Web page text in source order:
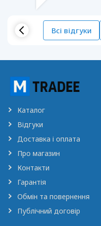
Всі відгуки
Каталог
Відгуки
Доставка і оплата
Про магазин
Контакти
Гарантія
Обмін та повернення
Публічний договір